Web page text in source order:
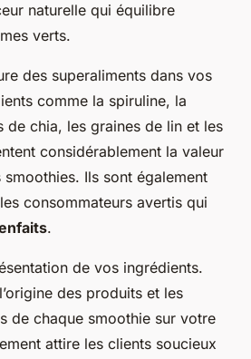
naturelle qui équilibre
verts.
des superaliments dans vos
comme la spiruline, la
de chia, les graines de lin et les
considérablement la valeur
Ils sont également
consommateurs avertis qui
.
de vos ingrédients.
des produits et les
de chaque smoothie sur votre
attire les clients soucieux